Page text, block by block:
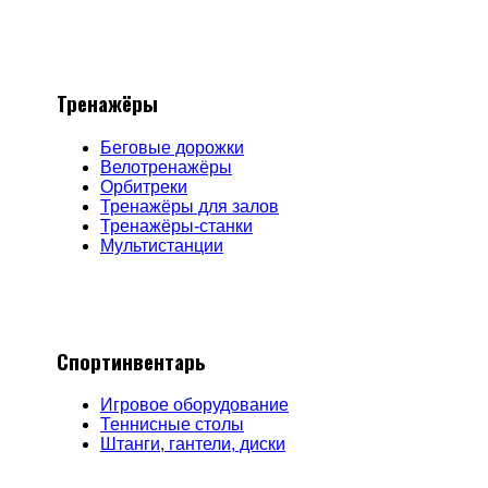
Тренажёры
Беговые дорожки
Велотренажёры
Орбитреки
Тренажёры для залов
Тренажёры-станки
Мультистанции
Спортинвентарь
Игровое оборудование
Теннисные столы
Штанги, гантели, диски